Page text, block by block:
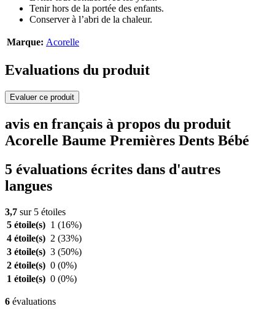
Tenir hors de la portée des enfants.
Conserver à l’abri de la chaleur.
Marque: Acorelle
Evaluations du produit
Evaluer ce produit
avis en français à propos du produit
Acorelle Baume Premières Dents Bébé
5 évaluations écrites dans d'autres
langues
3,7 sur 5 étoiles
5 étoile(s) 1 (16%)
4 étoile(s) 2 (33%)
3 étoile(s) 3 (50%)
2 étoile(s) 0 (0%)
1 étoile(s) 0 (0%)
6 évaluations